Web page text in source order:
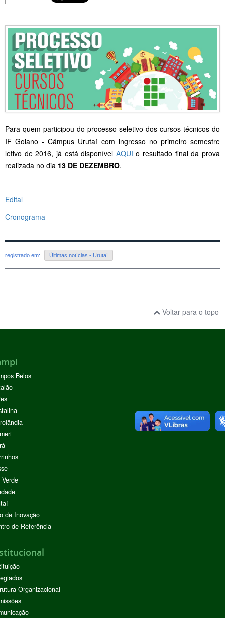
Para quem participou do processo seletivo dos cursos técnicos do
IF Goiano - Câmpus Urutaí com ingresso no primeiro semestre
letivo de 2016, já está disponível AQUI o resultado final da prova
realizada no dia 13 DE DEZEMBRO.
Edital
Cronograma
registrado em: Últimas notícias - Urutaí
Voltar para o topo
Belos
de Inovação
de Referência
Organizacional